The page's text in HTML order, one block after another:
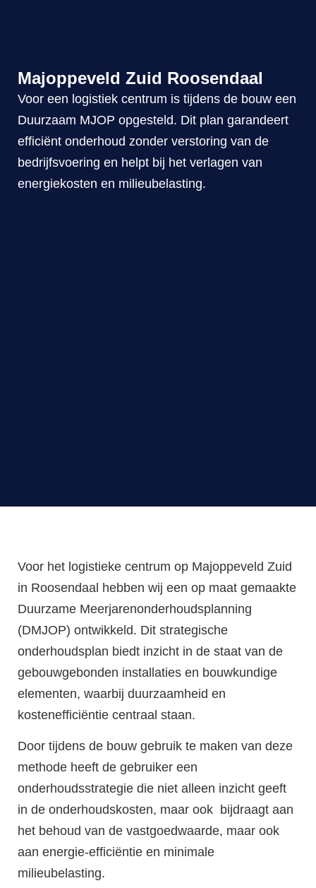
Majoppeveld Zuid Roosendaal
Voor een logistiek centrum is tijdens de bouw een
Duurzaam MJOP opgesteld. Dit plan garandeert
efficiënt onderhoud zonder verstoring van de
bedrijfsvoering en helpt bij het verlagen van
energiekosten en milieubelasting.
Voor het logistieke centrum op Majoppeveld Zuid
in Roosendaal hebben wij een op maat gemaakte
Duurzame Meerjarenonderhoudsplanning
(DMJOP) ontwikkeld. Dit strategische
onderhoudsplan biedt inzicht in de staat van de
gebouwgebonden installaties en bouwkundige
elementen, waarbij duurzaamheid en
kostenefficiëntie centraal staan.
Door tijdens de bouw gebruik te maken van deze
methode heeft de gebruiker een
onderhoudsstrategie die niet alleen inzicht geeft
in de onderhoudskosten, maar ook bijdraagt aan
het behoud van de vastgoedwaarde, maar ook
aan energie-efficiëntie en minimale
milieubelasting.